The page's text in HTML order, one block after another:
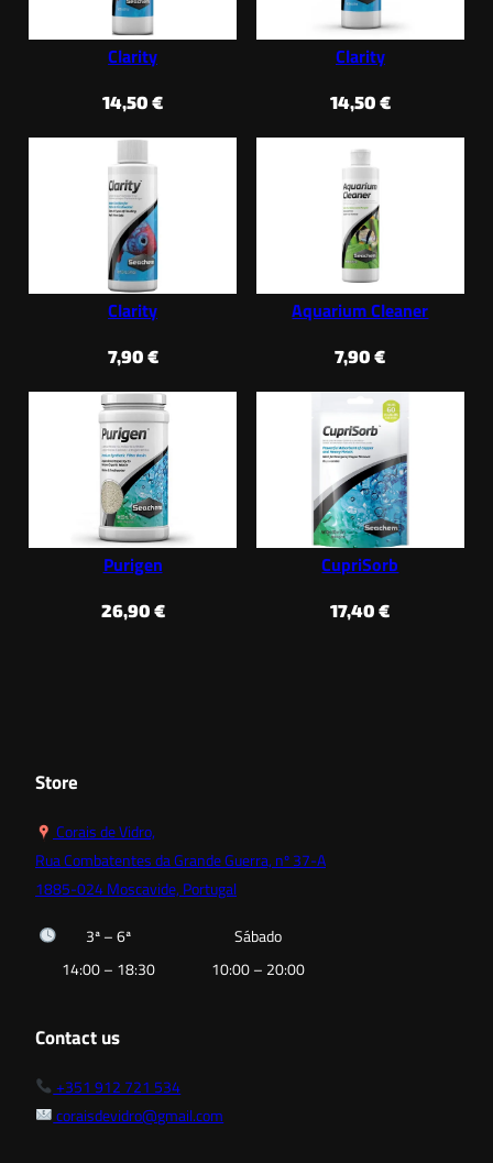
Clarity
14,50€
Clarity
14,50 €
Clarity
7,90 €
Aquarium Cleaner
7,90€
Purigen
26,90 €
CupriSorb
17,40€
Store
Corais de Vidro,
Rua Combatentes da Grande Guerra, nº 37-A
1885-024 Moscavide, Portugal
3ª – 6ª
Sábado
14:00 – 18:30
10:00 – 20:00
Contact us
+351 912 721 534
coraisdevidro@gmail.com